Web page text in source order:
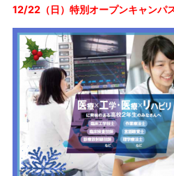
12/22（日）特別オープンキャンパ